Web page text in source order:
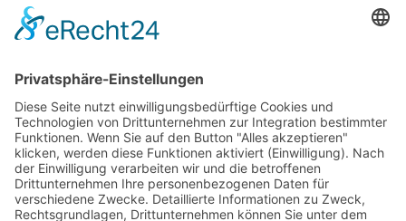
Treffpunkt:
Schützenplatz (bei extremen Wetter online via Zoom)
Kosten pro Teilnehmerin:
140,00
Verfügbare Plätze:
Nicht vorrätig
Startseite
Impressum
Datenschutzerklärung
Barrierefreiheitserklärung